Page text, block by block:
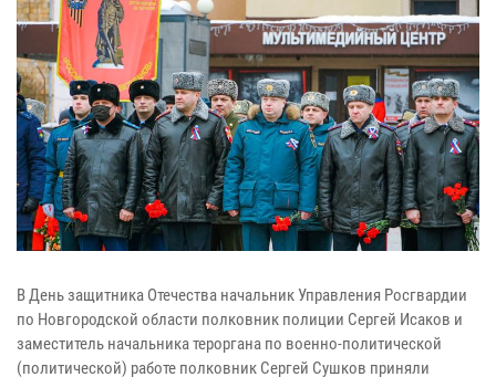
В День защитника Отечества начальник Управления Росгвардии
по Новгородской области полковник полиции Сергей Исаков и
заместитель начальника тероргана по военно-политической
(политической) работе полковник Сергей Сушков приняли